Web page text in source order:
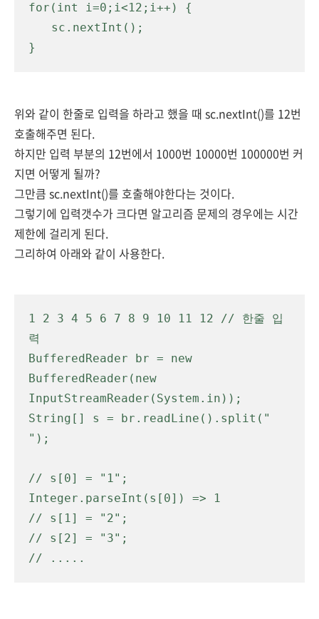
for(int i=0;i<12;i++) {
sc.nextInt();
}
위와 같이 한줄로 입력을 하라고 했을 때 sc.nextInt()를 12번
호출해주면 된다.
하지만 입력 부분의 12번에서 1000번 10000번 100000번 커
지면 어떻게 될까?
그만큼 sc.nextInt()를 호출해야한다는 것이다.
그렇기에 입력갯수가 크다면 알고리즘 문제의 경우에는 시간
제한에 걸리게 된다.
그리하여 아래와 같이 사용한다.
1 2 3 4 5 6 7 8 9 10 11 12 // 한줄 입
력
BufferedReader br = new
BufferedReader(new
InputStreamReader(System.in));
String[] s = br.readLine().split("
");
// s[0] = "1";
Integer.parseInt(s[0]) => 1
// s[1] = "2";
// s[2] = "3";
// .....